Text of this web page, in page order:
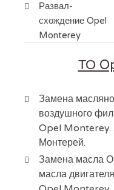
Развал-
схождение Opel
Monterey
ТО
Замена
воздушного
Opel Monterey.
Монтерей.
Замена масла
масла